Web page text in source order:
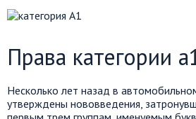
Права категории
Несколько лет назад в
утверждены нововведения,